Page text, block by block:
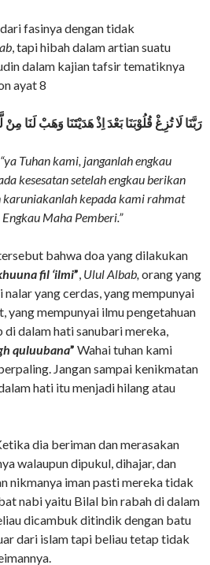
fasinya dengan tidak
, tapi hibah dalam artian suatu
dalam kajian tafsir tematiknya
ayat 8
رَبَّنَا لَا تُزِغْ قُلُوْبَنَا بَعْدَ اِذْ هَدَيْتَنَا وَهَبْ لَنَا
Tuhan kami, janganlah engkau
kesesatan setelah engkau berikan
karuniakanlah kepada kami rahmat
Maha Pemberi.”
bahwa doa yang dilakukan
fil ‘ilmi”, Ulul Albab, orang yang
yang cerdas, yang mempunyai
yang mempunyai ilmu pengetahuan
di dalam hati sanubari mereka,
quluubana” Wahai tuhan kami
Jangan sampai kenikmatan
hati itu menjadi hilang atau
dia beriman dan merasakan
walaupun dipukul, dihajar, dan
nikmanya iman pasti mereka tidak
nabi yaitu Bilal bin rabah di dalam
dicambuk ditindik dengan batu
dari islam tapi beliau tetap tidak